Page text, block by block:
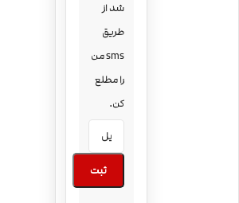
شد از
طریق
sms من
را مطلع
کن.
ثبت